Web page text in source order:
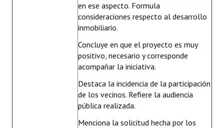
en ese aspecto. Formula
consideraciones respecto al desarrollo
inmobiliario.
Concluye en que el proyecto es muy
positivo, necesario y corresponde
acompañar la iniciativa.
Destaca la incidencia de la participación
de los vecinos. Refiere la audiencia
pública realizada.
Menciona la solicitud hecha por los